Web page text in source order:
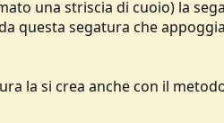
una striscia di cuoio) la
questa segatura che
la si crea anche con il